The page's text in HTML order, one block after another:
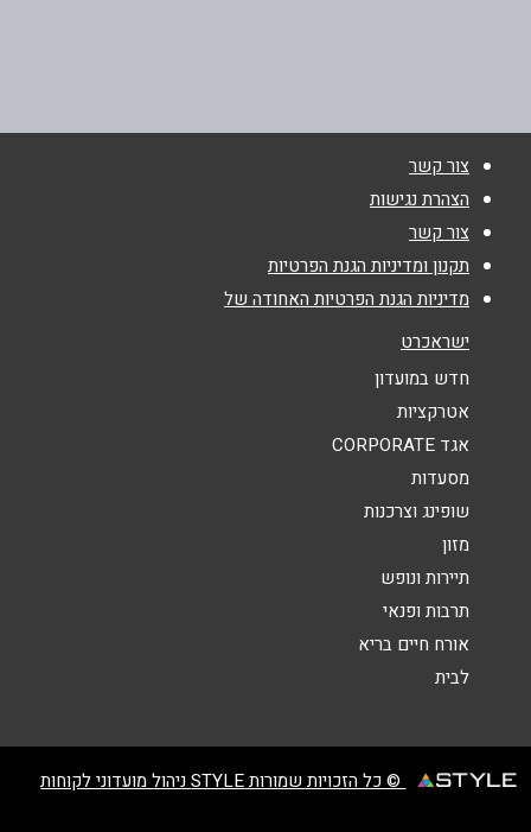
נושא*
אנא חזרו אלי בקשר ל...
צור קשר
הצהרת נגישות
צור קשר
תקנון ומדיניות הגנת הפרטיות
מדיניות הגנת הפרטיות האחודה של
ישראכרט
חדש במועדון
אטרקציות
אגד CORPORATE
מסעדות
שופינג וצרכנות
מזון
תיירות ונופש
תרבות ופנאי
אורח חיים בריא
לבית
© כל הזכויות שמורות STYLE ניהול מועדוני לקוחות